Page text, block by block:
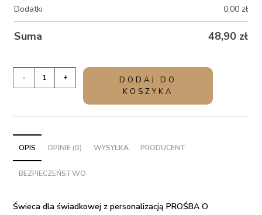
Dodatki
0,00 zł
Suma 48,90 zł
Świeca
z
personalizacją
PROŚBA
O
RELAX
- +
DODAJ DO
KOSZYKA
OPIS OPINIE (0) WYSYŁKA PRODUCENT
BEZPIECZEŃSTWO
Świeca dla świadkowej z personalizacją PROŚBA O